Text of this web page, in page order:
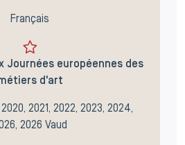
Français
Journées européennes des
d'art
2020, 2021, 2022, 2023, 2024,
2026 Vaud